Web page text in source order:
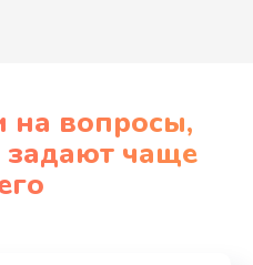
на вопросы,
чаще